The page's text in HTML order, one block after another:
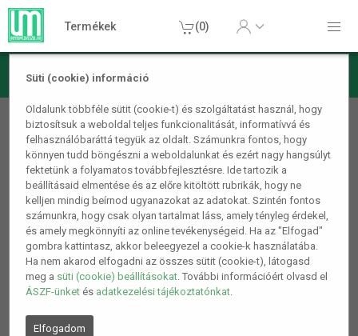
Süti (cookie) információ
Oldalunk többféle sütit (cookie-t) és szolgáltatást használ, hogy
biztosítsuk a weboldal teljes funkcionalitását, informatívvá és
felhasználóbaráttá tegyük az oldalt. Számunkra fontos, hogy
könnyen tudd böngészni a weboldalunkat és ezért nagy hangsúlyt
fektetünk a folyamatos továbbfejlesztésre. Ide tartozik a
beállításaid elmentése és az előre kitöltött rubrikák, hogy ne
kelljen mindig beírnod ugyanazokat az adatokat. Szintén fontos
számunkra, hogy csak olyan tartalmat láss, amely tényleg érdekel,
és amely megkönnyíti az online tevékenységeid. Ha az "Elfogad"
gombra kattintasz, akkor beleegyezel a cookie-k használatába.
Ha nem akarod elfogadni az összes sütit (cookie-t), látogasd
meg a süti (cookie) beállításokat. További információért olvasd el
ÁSZF-ünket és adatkezelési tájékoztatónkat.
Elfogadom
Termékek (0)
Kerti termékek
Kutyaházak